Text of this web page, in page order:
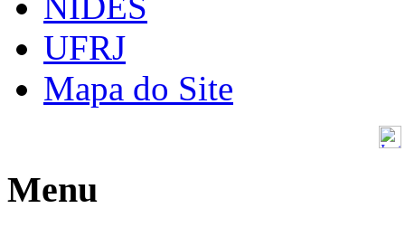
UFRJ
Mapa do Site
Menu